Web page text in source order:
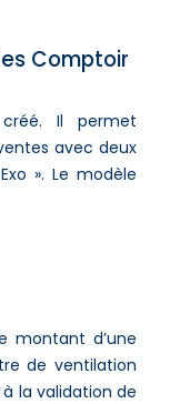
Comptoir
Il permet
avec deux
». Le modèle
montant d’une
de ventilation
la validation de